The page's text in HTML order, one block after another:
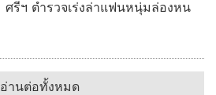
ศรีฯ ตำรวจเร่งล่าแฟนหนุ่มล่องหน
อ่านต่อทั้งหมด